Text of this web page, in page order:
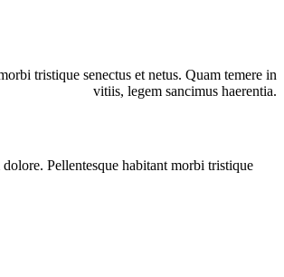
tristique senectus et netus. Quam temere in
vitiis, legem sancimus haerentia.
Pellentesque habitant morbi tristique